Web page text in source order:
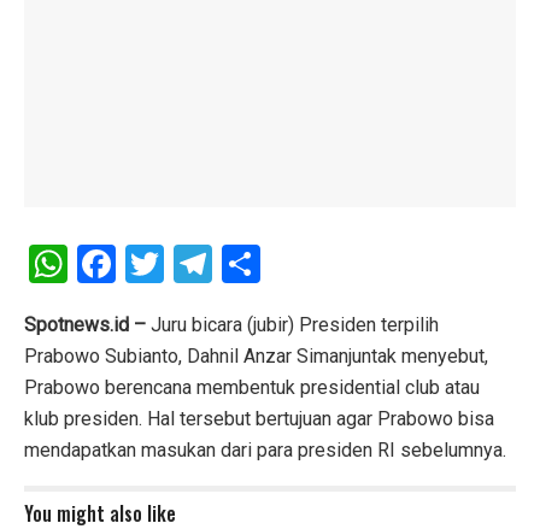
W
h
at
s
A
p
p
F
a
ce
b
o
o
k
T
wi
tt
er
T
el
e
gr
a
m
h
ar
e
Spotnews.id – Juru bicara (jubir) Presiden terpilih
Prabowo Subianto, Dahnil Anzar Simanjuntak menyebut,
Prabowo berencana membentuk presidential club atau
klub presiden. Hal tersebut bertujuan agar Prabowo bisa
mendapatkan masukan dari para presiden RI sebelumnya.
You might also like